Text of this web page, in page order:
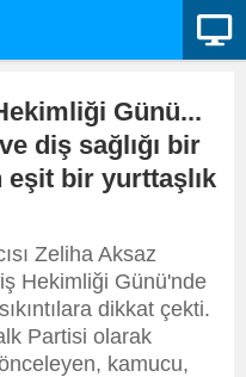
Günü...
diş sağlığı bir
bir yurttaşlık
Zeliha Aksaz
Hekimliği Günü'nde
dikkat çekti.
Partisi olarak
kamucu,